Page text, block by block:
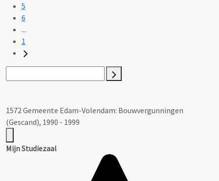
5
6
...
1
1572 Gemeente Edam-Volendam: Bouwvergunningen
(Gescand), 1990 - 1999
Mijn Studiezaal